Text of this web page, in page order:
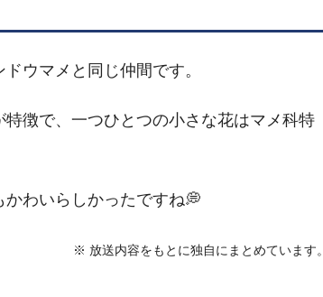
ウマメと同じ仲間です。
徴で、一つひとつの小さな花はマメ科特
わいらしかったですね💭
※ 放送内容をもとに独自にまとめています。